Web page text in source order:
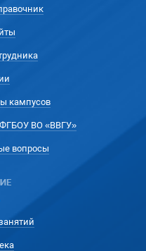
кампусов
ВО «ВВГУ»
вопросы